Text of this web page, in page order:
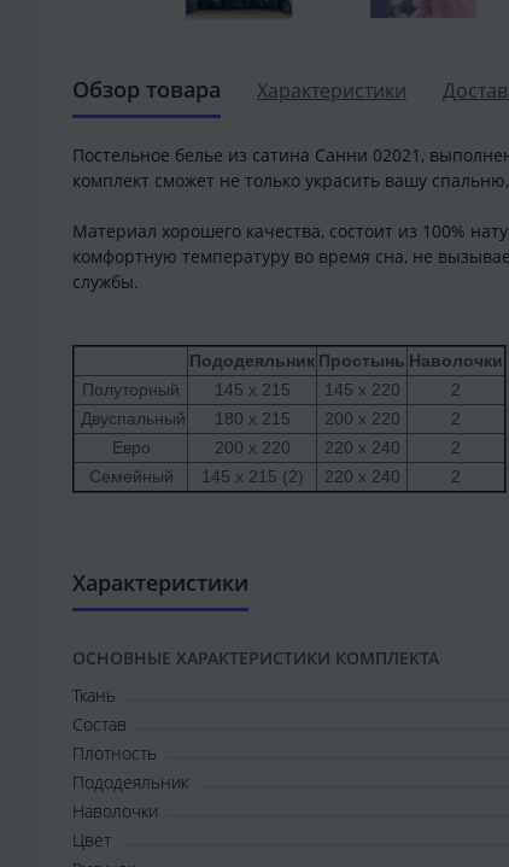
Обзор товара Характеристики
Постельное белье из сатина Санни 02021,
комплект сможет не только украсить вашу
Материал хорошего качества, состоит из 100%
комфортную температуру во время сна, не
службы.
Пододеяльник Простынь Наволочки
Полуторный
145 х 215 145 х 220
2
Двуспальный
180 х 215 200 х 220
2
Евро
200 х 220 220 х 240
2
Семейный
145 х 215 (2) 220 х 240 2
Характеристики
ОСНОВНЫЕ ХАРАКТЕРИСТИКИ КОМПЛЕКТА
Ткань
Состав
Плотность
Пододеяльник
Наволочки
Цвет